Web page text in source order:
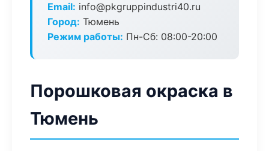
Email: info@pkgruppindustri40.ru
Город: Тюмень
Режим работы: Пн-Сб: 08:00-20:00
Порошковая окраска в
Тюмень